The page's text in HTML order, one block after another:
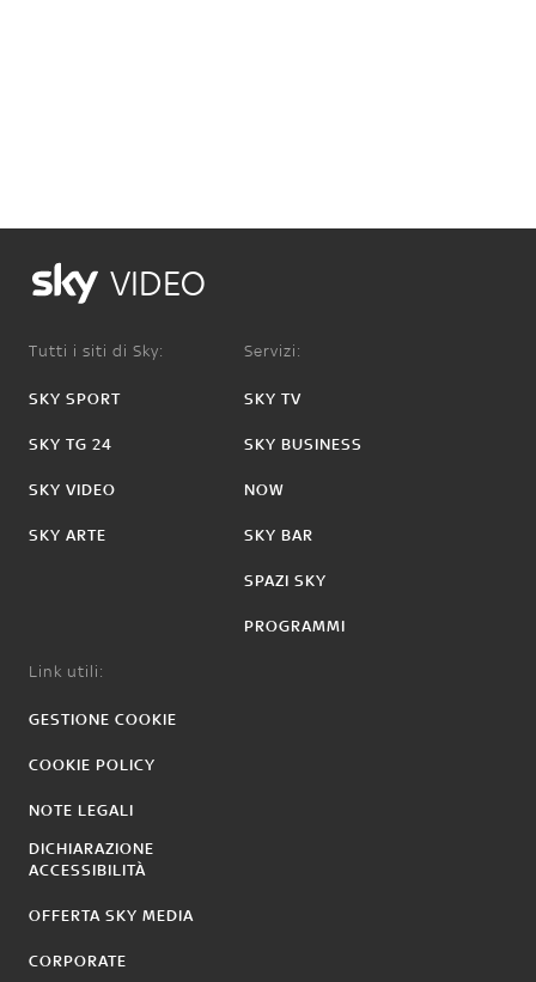
VIDEO
Tutti i siti di Sky:
SKY SPORT
SKY TG 24
SKY VIDEO
SKY ARTE
Servizi:
SKY TV
SKY BUSINESS
NOW
SKY BAR
SPAZI SKY
PROGRAMMI
Link utili:
GESTIONE COOKIE
COOKIE POLICY
NOTE LEGALI
DICHIARAZIONE
ACCESSIBILITÀ
OFFERTA SKY MEDIA
CORPORATE